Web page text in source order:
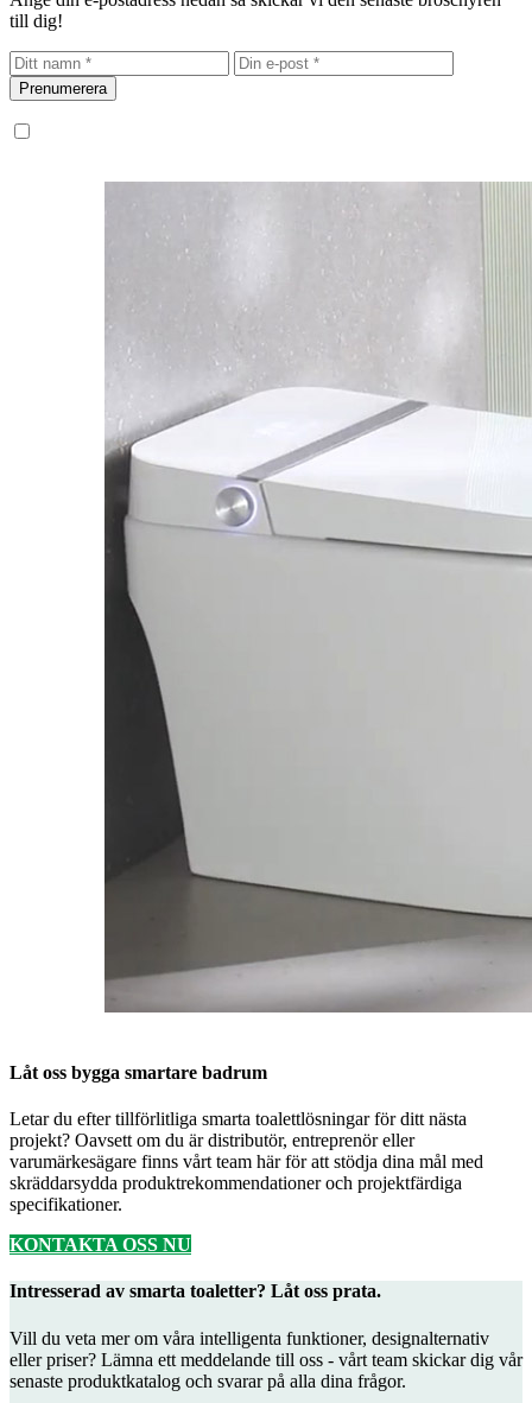
till dig!
Prenumerera
Låt oss bygga smartare badrum
Letar du efter tillförlitliga smarta toalettlösningar för ditt nästa
projekt? Oavsett om du är distributör, entreprenör eller
varumärkesägare finns vårt team här för att stödja dina mål med
skräddarsydda produktrekommendationer och projektfärdiga
specifikationer.
KONTAKTA OSS NU
Intresserad av smarta toaletter? Låt oss prata.
Vill du veta mer om våra intelligenta funktioner, designalternativ
eller priser? Lämna ett meddelande till oss - vårt team skickar dig vår
senaste produktkatalog och svarar på alla dina frågor.